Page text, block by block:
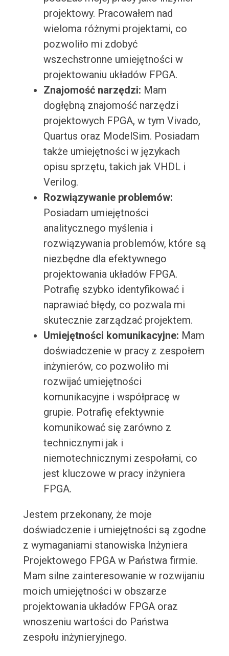
projektowy. Pracowałem nad
wieloma różnymi projektami, co
pozwoliło mi zdobyć
wszechstronne umiejętności w
projektowaniu układów FPGA.
Znajomość narzędzi: Mam
dogłębną znajomość narzędzi
projektowych FPGA, w tym Vivado,
Quartus oraz ModelSim. Posiadam
także umiejętności w językach
opisu sprzętu, takich jak VHDL i
Verilog.
Rozwiązywanie problemów:
Posiadam umiejętności
analitycznego myślenia i
rozwiązywania problemów, które są
niezbędne dla efektywnego
projektowania układów FPGA.
Potrafię szybko identyfikować i
naprawiać błędy, co pozwala mi
skutecznie zarządzać projektem.
Umiejętności komunikacyjne: Mam
doświadczenie w pracy z zespołem
inżynierów, co pozwoliło mi
rozwijać umiejętności
komunikacyjne i współpracę w
grupie. Potrafię efektywnie
komunikować się zarówno z
technicznymi jak i
niemotechnicznymi zespołami, co
jest kluczowe w pracy inżyniera
FPGA.
Jestem przekonany, że moje
doświadczenie i umiejętności są zgodne
z wymaganiami stanowiska Inżyniera
Projektowego FPGA w Państwa firmie.
Mam silne zainteresowanie w rozwijaniu
moich umiejętności w obszarze
projektowania układów FPGA oraz
wnoszeniu wartości do Państwa
zespołu inżynieryjnego.